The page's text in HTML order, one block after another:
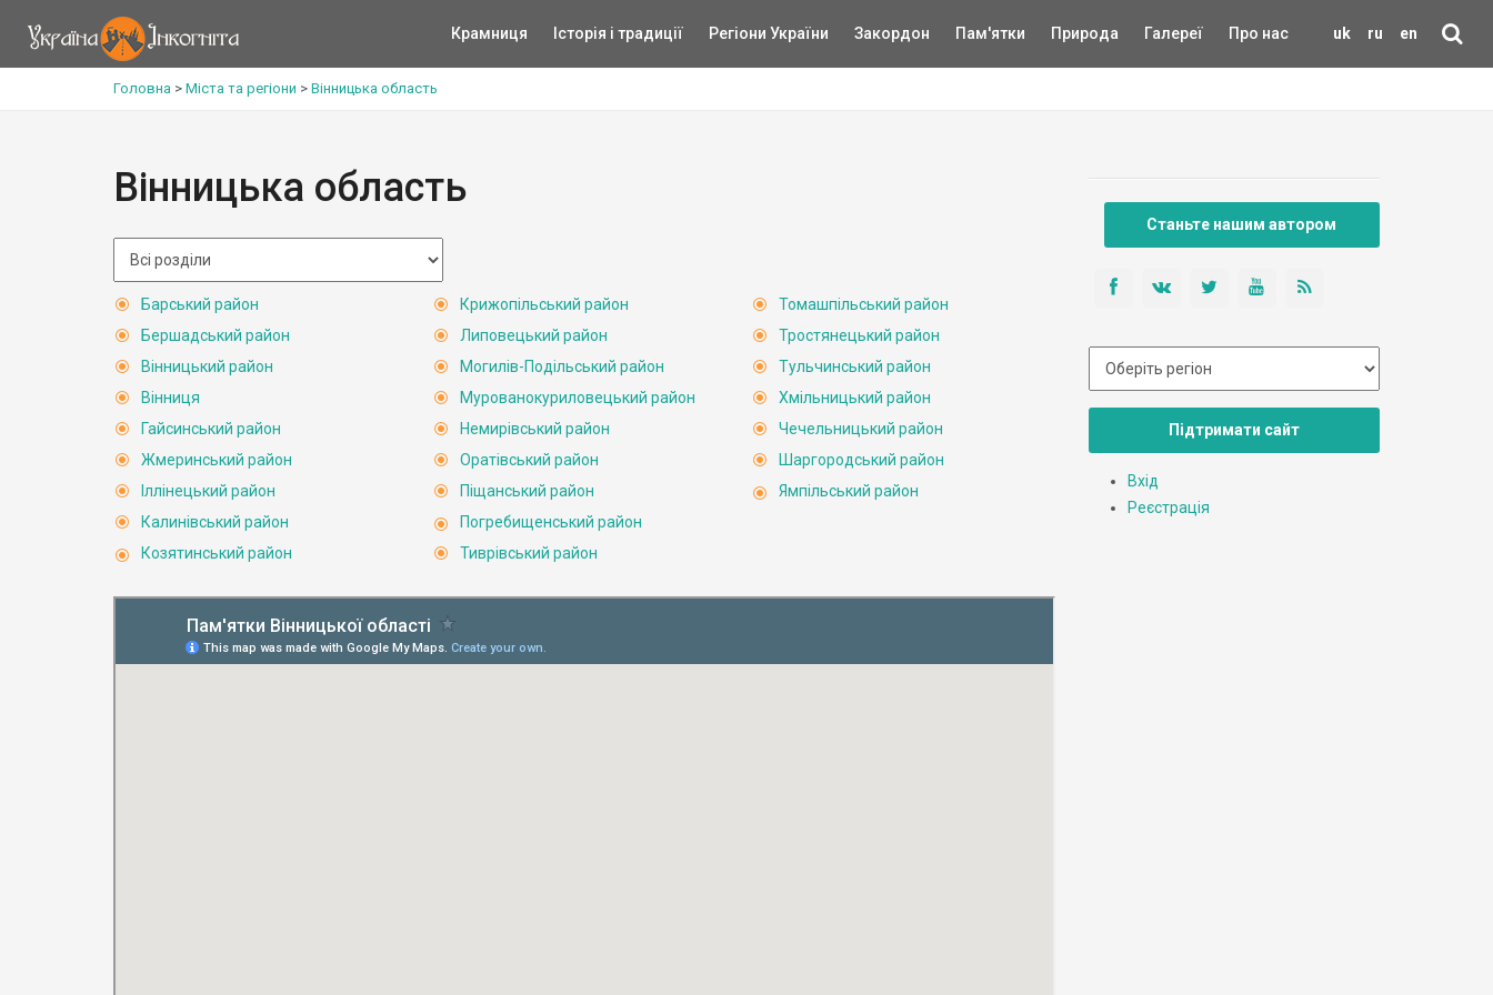
uk ru en
Крамниця Історія і традиції Регіони України Закордон Пам'ятки Природа Галереї Про нас
Головна > Міста та регіони > Вінницька область
Вінницька область
Барський район
Бершадський район
Вінницький район
Вінниця
Гайсинський район
Жмеринський район
Іллінецький район
Калинівський район
Козятинський район
Крижопільський район
Липовецький район
Могилів-Подільський район
Мурованокуриловецький район
Немирівський район
Оратівський район
Піщанський район
Погребищенський район
Тиврівський район
Томашпільський район
Тростянецький район
Тульчинський район
Хмільницький район
Чечельницький район
Шаргородський район
Ямпільський район
Станьте нашим автором
Підтримати сайт
Вхід
Реєстрація